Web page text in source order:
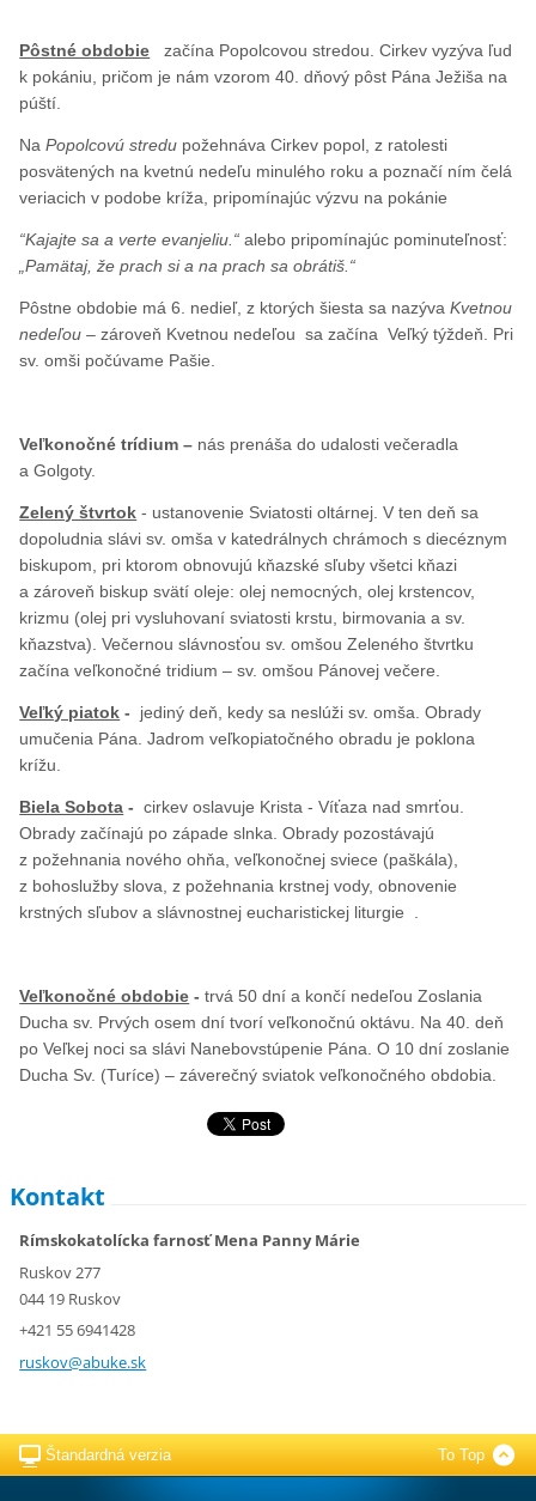
Pôstné obdobie
začína Popolcovou stredou. Cirkev vyzýva ľud
k pokániu, pričom je nám vzorom 40. dňový pôst Pána Ježiša na
púští.
NaPopolcovú stredu požehnáva Cirkev popol, z ratolesti
posvätených na kvetnú nedeľu minulého roku a poznačí ním čelá
veriacich v podobe kríža, pripomínajúc výzvu na pokánie
“Kajajte sa a verte evanjeliu.“ alebo pripomínajúc pominuteľnosť:
„Pamätaj, že prach si a na prach sa obrátiš.“
Pôstne obdobie má 6. nedieľ, z ktorých šiesta sa nazývaKvetnou
nedeľou –zároveň Kvetnou nedeľou sa začína Veľký týždeň. Pri
sv. omši počúvame Pašie.
Veľkonočné trídium – nás prenáša do udalosti večeradla
a Golgoty.
Zelený štvrtok - ustanovenie Sviatosti oltárnej. V ten deň sa
dopoludnia slávi sv. omša v katedrálnych chrámoch s diecéznym
biskupom, pri ktorom obnovujú kňazské sľuby všetci kňazi
a zároveň biskup svätí oleje: olej nemocných, olej krstencov,
krizmu (olej pri vysluhovaní sviatosti krstu, birmovania a sv.
kňazstva). Večernou slávnosťou sv. omšou Zeleného štvrtku
začína veľkonočné tridium – sv. omšou Pánovej večere.
Veľký piatok - jediný deň, kedy sa neslúži sv. omša. Obrady
umučenia Pána. Jadrom veľkopiatočného obradu je poklona
krížu.
Biela Sobota - cirkev oslavuje Krista - Víťaza nad smrťou.
Obrady začínajú po západe slnka. Obrady pozostávajú
z požehnania nového ohňa, veľkonočnej sviece (paškála),
z bohoslužby slova, z požehnania krstnej vody, obnovenie
krstných sľubov a slávnostnej eucharistickej liturgie .
Veľkonočné obdobie -trvá 50 dní a končí nedeľou Zoslania
Ducha sv. Prvých osem dní tvorí veľkonočnú oktávu. Na 40. deň
po Veľkej noci sa slávi Nanebovstúpenie Pána. O 10 dní zoslanie
Ducha Sv. (Turíce) – záverečný sviatok veľkonočného obdobia.
Kontakt
Rímskokatolícka farnosť Mena Panny Márie
Ruskov 277
044 19 Ruskov
+421 55 6941428
ruskov@abuke.sk
Štandardná verzia To Top